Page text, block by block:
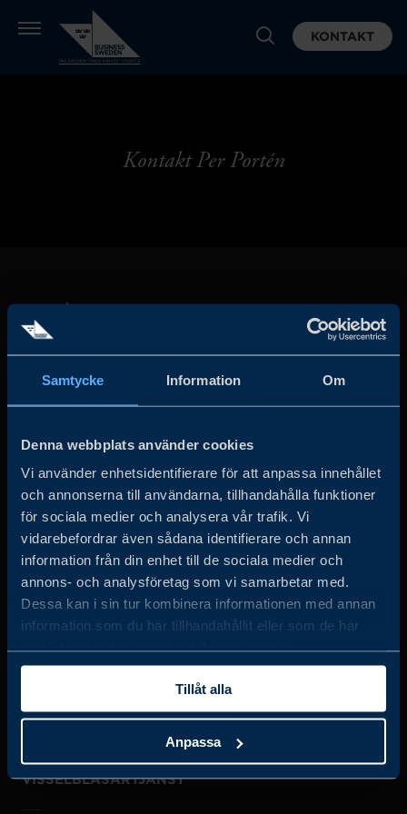
Samtycke Information Om
Denna webbplats använder cookies
Vi använder enhetsidentifierare för att anpassa innehållet
och annonserna till användarna, tillhandahålla funktioner
för sociala medier och analysera vår trafik. Vi
vidarebefordrar även sådana identifierare och annan
information från din enhet till de sociala medier och
annons- och analysföretag som vi samarbetar med.
Dessa kan i sin tur kombinera informationen med annan
information som du har tillhandahållit eller som de har
samlat in när du har använt deras tjänster.
Tillåt alla
Anpassa
KONTAKT
Kontakt Per Portén
det privata näringslivet för att hjälpa svenska företag att
öka sin globala försäljning och internationella företag att
investera och expandera i Sverige.
JOBBA HOS OSS
OM OSS
VISSELBLÅSARTJÄNST